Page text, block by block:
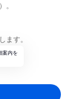
。
ます。
案内を